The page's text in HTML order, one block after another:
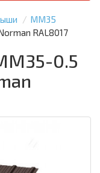
ММ35
RAL8017
0.5